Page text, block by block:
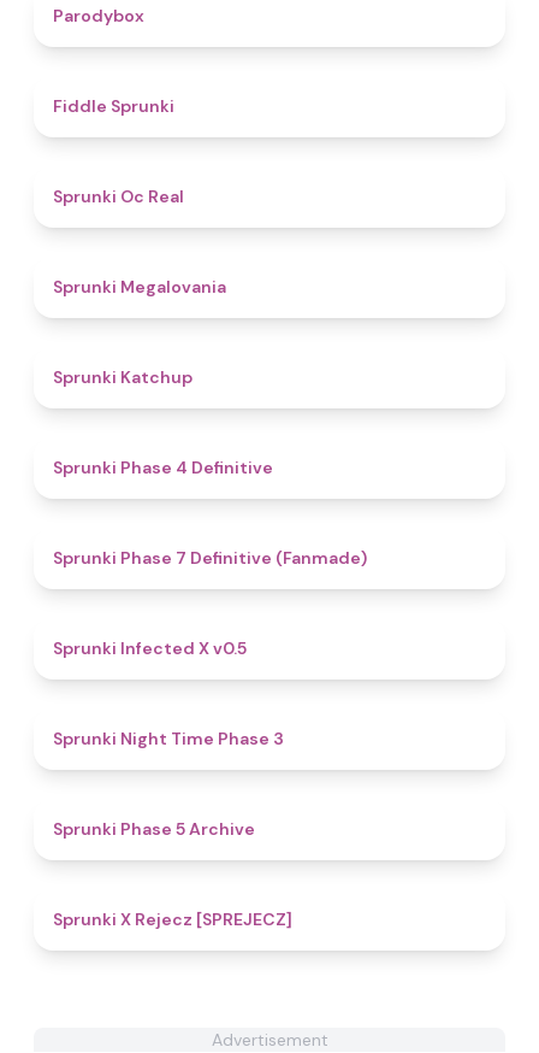
Parodybox
Fiddle Sprunki
Sprunki Oc Real
Sprunki Megalovania
Sprunki Katchup
Sprunki Phase 4 Definitive
Sprunki Phase 7 Definitive (Fanmade)
Sprunki Infected X v0.5
Sprunki Night Time Phase 3
Sprunki Phase 5 Archive
Sprunki X Rejecz [SPREJECZ]
Advertisement